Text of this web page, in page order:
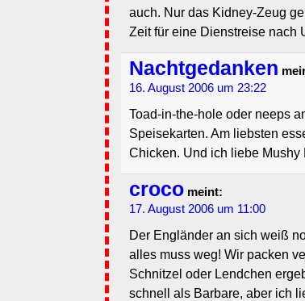
auch. Nur das Kidney-Zeug
Zeit für eine Dienstreise nach
Nachtgedanken
16. August 2006 um 23:22
Toad-in-the-hole oder neeps
Speisekarten. Am liebsten
Chicken. Und ich liebe Mushy
croco meint:
17. August 2006 um 11:00
Der Engländer an sich weiß
alles muss weg! Wir packen
Schnitzel oder Lendchen
schnell als Barbare, aber ich